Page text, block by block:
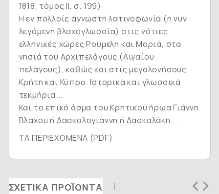
1818, τόμος ΙΙ, σ. 199)
Η εν πολλοίς άγνωστη λατινοφωνία (η νυν
λεγόμενη βλαχογλωσσία) στις νότιες
ελληνικές χώρες Ρούμελη και Μοριά, στα
νησιά του Αρχιπελάγους (Αιγαίου
πελάγους), καθώς και στις μεγαλονήσους
Κρήτη και Κύπρο. Ιστορικά και γλωσσικά
τεκμήρια...
Και το επικό άσμα του Κρητικού ήρωα Γιάννη
Βλάχου ή Δασκαλογιάννη ή Δασκαλάκη...
ΤΑ ΠΕΡΙΕΧΟΜΕΝΑ (PDF)
ΣΧΕΤΙΚΆ ΠΡΟΪΌΝΤΑ